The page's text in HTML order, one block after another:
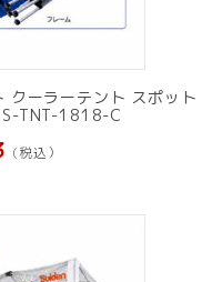
クーラーテント スポット
TNT-1818-C
(税込）